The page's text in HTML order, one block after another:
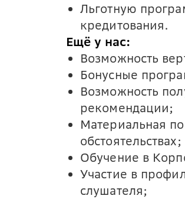
Льготную
кредитования.
Ещё у нас:
Возможность
Бонусные
Возможность
рекомендации;
Материальная
обстоятельствах;
Обучение в
Участие в
слушателя;